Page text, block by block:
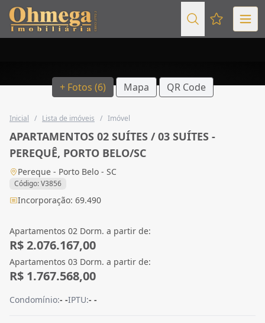
Favoritos
+ Fotos (6) Mapa QR Code
Inicial / Lista de imóveis / Imóvel
APARTAMENTOS 02 SUÍTES / 03 SUÍTES -
PEREQUÊ, PORTO BELO/SC
Pereque - Porto Belo - SC
Código: V3856
Incorporação: 69.490
Apartamentos 02 Dorm. a partir de:
R$ 2.076.167,00
Apartamentos 03 Dorm. a partir de:
R$ 1.767.568,00
Condomínio:- -IPTU:- -